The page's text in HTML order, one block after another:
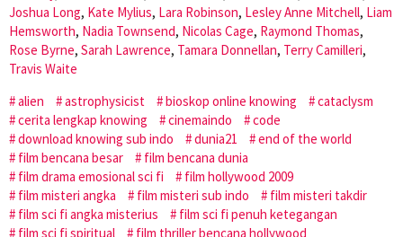
Joshua Long, Kate Mylius, Lara Robinson, Lesley Anne Mitchell, Liam
Hemsworth, Nadia Townsend, Nicolas Cage, Raymond Thomas,
Rose Byrne, Sarah Lawrence, Tamara Donnellan, Terry Camilleri,
Travis Waite
alien
astrophysicist bioskop online knowing
cataclysm
cerita lengkap knowing
cinemaindo
code
download knowing sub indo
dunia21
end of the world
film bencana besar
film bencana dunia
film drama emosional sci fi
film hollywood 2009
film misteri angka
film misteri sub indo
film misteri takdir
film sci fi angka misterius
film sci fi penuh ketegangan
film sci fi spiritual
film thriller bencana hollywood